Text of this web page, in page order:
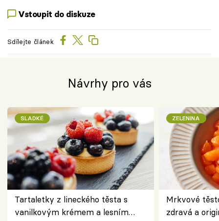
Vstoupit do diskuze
Sdílejte článek
Návrhy pro vás
SLADKÉ
Tartaletky z lineckého těsta s
vanilkovým krémem a lesním
ZELENINA
Mrkvové
zdravá a